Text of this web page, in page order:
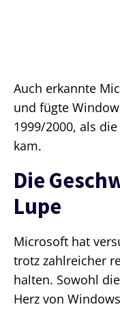
Auch erkannte
und fügte
1999/2000, als
kam.
Die
Lupe
Microsoft hat
trotz zahlreicher
halten. Sowohl
Herz von